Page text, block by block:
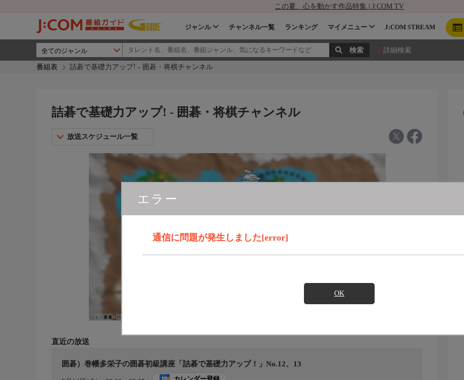
この夏、心を動かす作品特集 | J:COM TV
ジャンル チャンネル一覧 ランキング マイメニュー J:COM STREAM
詳細検索
番組表 詰碁で基礎力アップ! - 囲碁・将棋チャンネル
エラー
通信に問題が発生しました[error]
OK
詰碁で基礎力アップ! - 囲碁・将棋チャンネル
放送スケジュール一覧
直近の放送
囲碁）巻幡多栄子の囲碁初級講座「詰碁で基礎力アップ！」No.12、13